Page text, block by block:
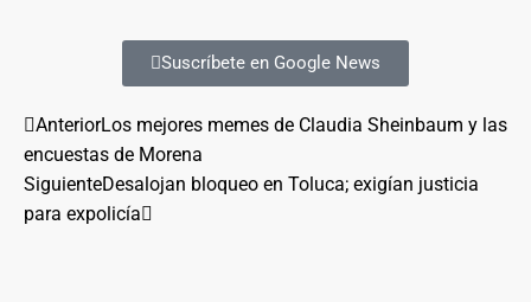
Suscríbete en Google News
AnteriorLos mejores memes de Claudia Sheinbaum y las
encuestas de Morena
SiguienteDesalojan bloqueo en Toluca; exigían justicia
para expolicía